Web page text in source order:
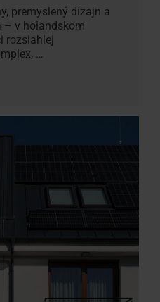
premyslený dizajn a
– v holandskom
rozsiahlej
…